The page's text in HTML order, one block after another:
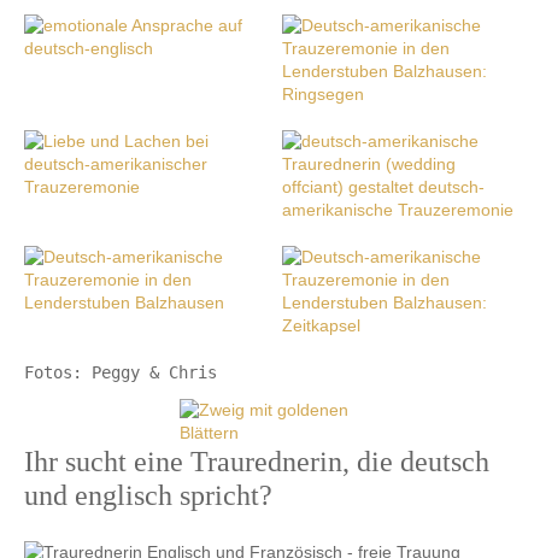
Fotos: Peggy & Chris
Ihr sucht eine Traurednerin, die deutsch
und englisch spricht?